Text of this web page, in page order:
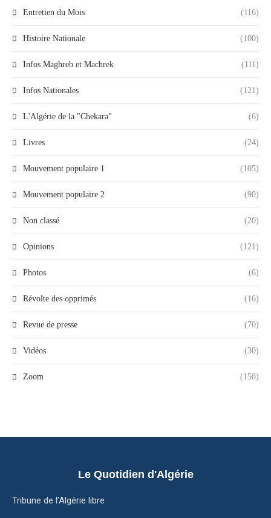
Entretien du Mois (116)
Histoire Nationale (100)
Infos Maghreb et Machrek (111)
Infos Nationales (121)
L'Algérie de la "Chekara" (6)
Livres (24)
Mouvement populaire 1 (105)
Mouvement populaire 2 (90)
Non classé (20)
Opinions (121)
Photos (6)
Révolte des opprimés (16)
Revue de presse (70)
Vidéos (30)
Zoom (150)
Le Quotidien d'Algérie
Tribune de l’Algérie libre